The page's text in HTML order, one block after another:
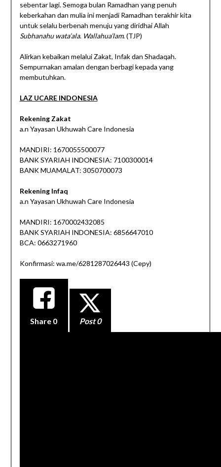
sebentar lagi. Semoga bulan Ramadhan yang penuh
keberkahan dan mulia ini menjadi Ramadhan terakhir kita
untuk selalu berbenah menuju yang diridhai Allah
Subhanahu wata’ala. Wallahua’lam. (TJP)
Alirkan kebaikan melalui Zakat, Infak dan Shadaqah.
Sempurnakan amalan dengan berbagi kepada yang
membutuhkan.
LAZ UCARE INDONESIA
Rekening Zakat
a.n Yayasan Ukhuwah Care Indonesia
MANDIRI: 1670055500077
BANK SYARIAH INDONESIA: 7100300014
BANK MUAMALAT: 3050700073
Rekening Infaq
a.n Yayasan Ukhuwah Care Indonesia
MANDIRI: 1670002432085
BANK SYARIAH INDONESIA: 6856647010
BCA: 0663271960
Konfirmasi: wa.me/6281287026443 (Cepy)
Share 0 Post 0